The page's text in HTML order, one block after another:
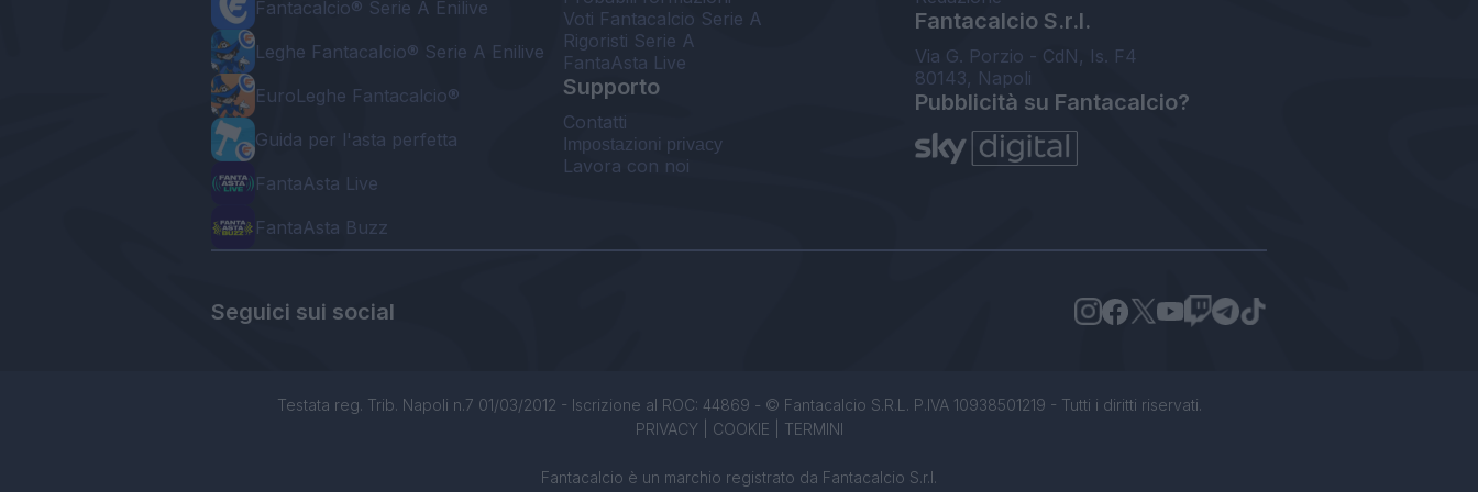
Fantacalcio® Serie A Enilive
Leghe Fantacalcio® Serie A Enilive
EuroLeghe Fantacalcio®
Guida per l'asta perfetta
FantaAsta Live
FantaAsta Buzz
Voti Fantacalcio Serie A
Rigoristi Serie A
FantaAsta Live
Supporto
Contatti
Impostazioni privacy
Lavora con noi
Fantacalcio S.r.l.
Via G. Porzio - CdN, Is. F4
80143, Napoli
Pubblicità su Fantacalcio?
Seguici sui social
Testata reg. Trib. Napoli n.7 01/03/2012 - Iscrizione al ROC: 44869 - © Fantacalcio S.R.L. P.IVA 10938501219 - Tutti i diritti riservati.
PRIVACY| COOKIE TERMINI
Fantacalcio è un marchio registrato da Fantacalcio S.r.l.